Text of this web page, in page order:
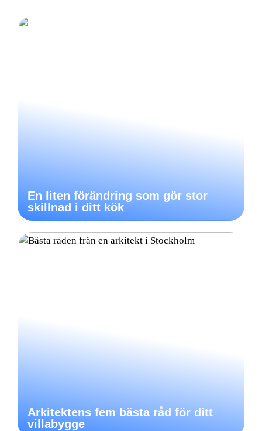
En liten förändring som gör stor
skillnad i ditt kök
Arkitektens fem bästa råd för ditt
villabygge